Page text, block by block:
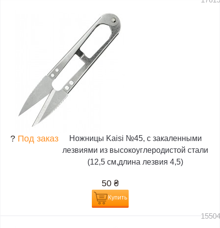
? Под заказ
Ножницы Kaisi №45, с закаленными
лезвиями из высокоуглеродистой стали
(12,5 см,длина лезвия 4,5)
50 ₴
Купить